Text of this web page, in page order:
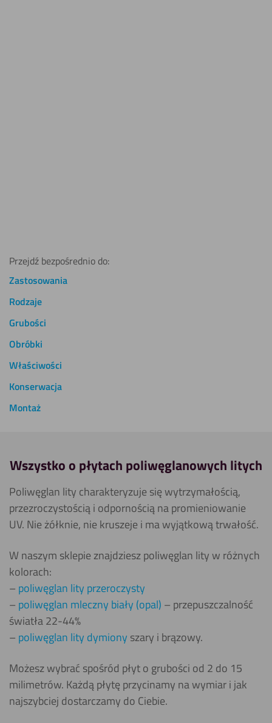
Przejdź bezpośrednio do:
Zastosowania
Rodzaje
Grubości
Obróbki
Właściwości
Konserwacja
Montaż
Wszystko o płytach poliwęglanowych litych
Poliwęglan lity charakteryzuje się wytrzymałością,
przezroczystością i odpornością na promieniowanie
UV. Nie żółknie, nie kruszeje i ma wyjątkową trwałość.
W naszym sklepie znajdziesz poliwęglan lity w różnych
kolorach:
– poliwęglan lity przeroczysty
– poliwęglan mleczny biały (opal) – przepuszczalność
światła 22-44%
– poliwęglan lity dymiony szary i brązowy.
Możesz wybrać spośród płyt o grubości od 2 do 15
milimetrów. Każdą płytę przycinamy na wymiar i jak
najszybciej dostarczamy do Ciebie.